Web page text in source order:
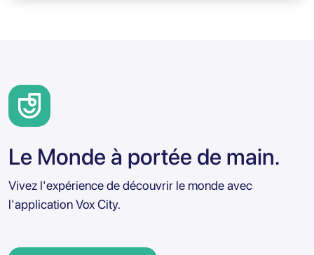
Le Monde à portée de main.
Vivez l'expérience de découvrir le monde avec
l'application Vox City.